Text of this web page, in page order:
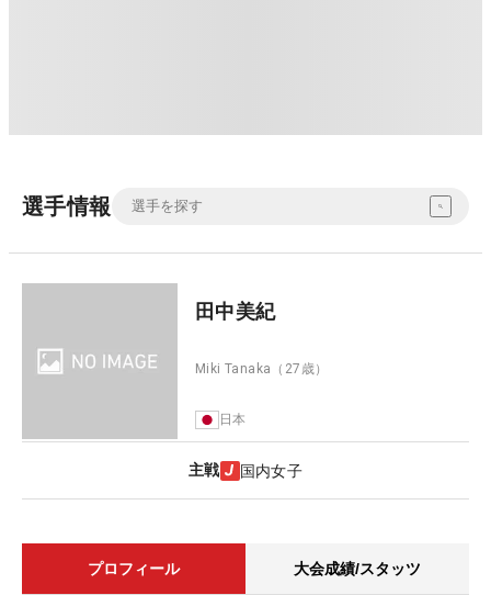
選手情報
田中美紀
Miki Tanaka （27歳）
日本
主戦 国内女子
プロフィール 大会成績/スタッツ